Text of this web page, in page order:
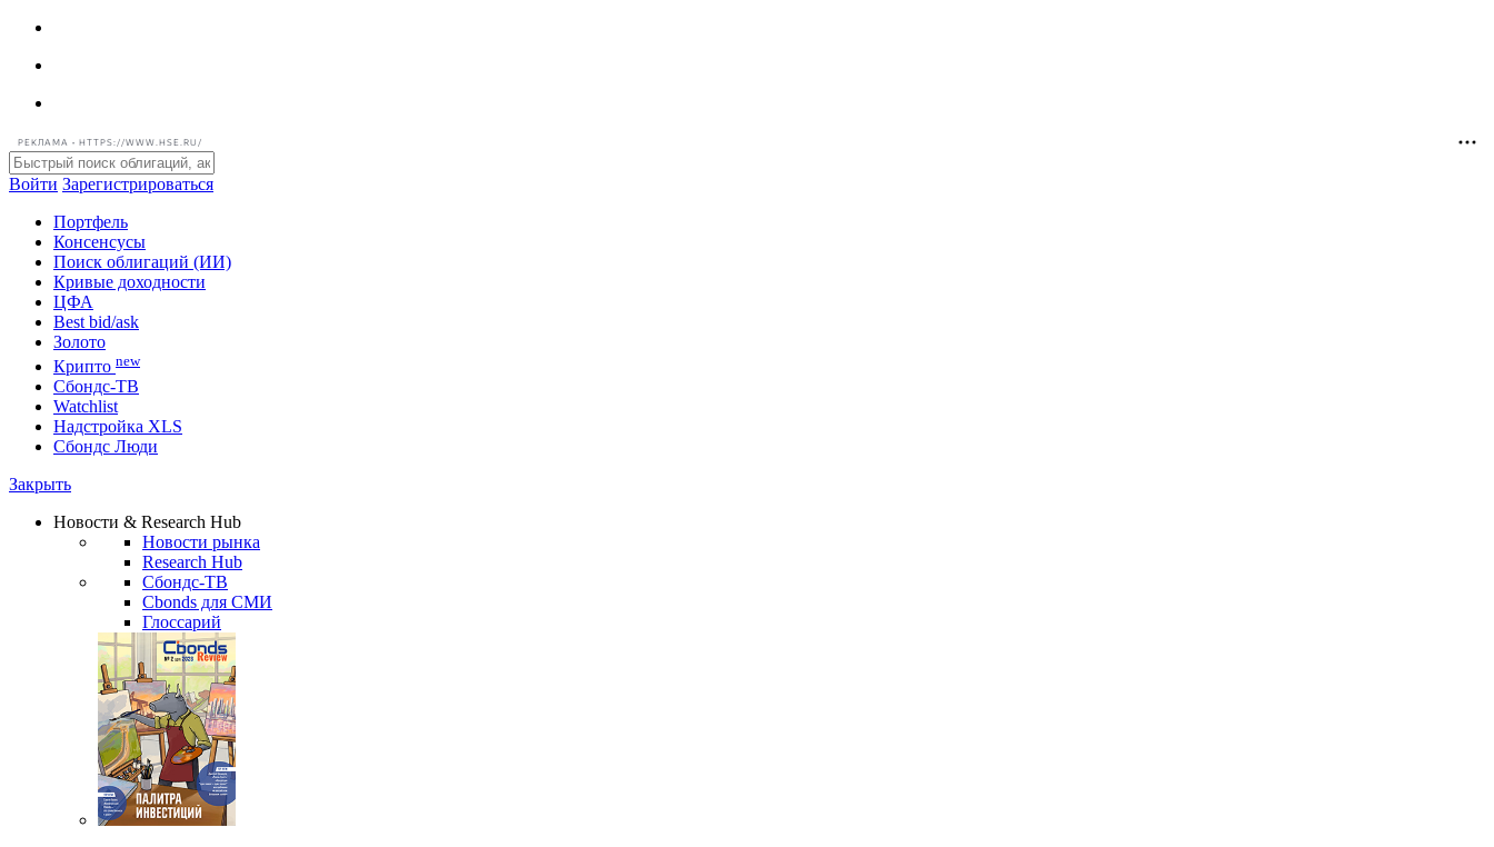
РЕКЛАМА • HTTPS://WWW.HSE.RU/
Войти Зарегистрироваться
Портфель
Консенсусы
Поиск облигаций (ИИ)
Кривые доходности
ЦФА
Best bid/ask
Золото
Крипто new
Сбондс-ТВ
Watchlist
Надстройка XLS
Сбондс Люди
Закрыть
Новости & Research Hub
Новости рынка
Research Hub
Сбондс-ТВ
Cbonds для СМИ
Глоссарий